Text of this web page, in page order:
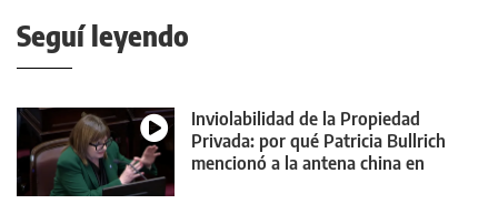
Seguí leyendo
Inviolabilidad de la Propiedad
Privada: por qué Patricia Bullrich
mencionó a la antena china en